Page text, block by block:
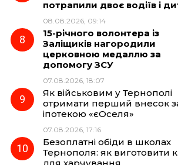
потрапили двоє водіїв і
08.08.2026, 09:14
15-річного волонтера із
Заліщиків нагородили
церковною медаллю за
допомогу ЗСУ
07.08.2026, 18:07
Як військовим у Тернополі
отримати перший внесок
іпотекою «єОселя»
07.08.2026, 17:16
Безоплатні обіди в школах
Тернополя: як виготовити